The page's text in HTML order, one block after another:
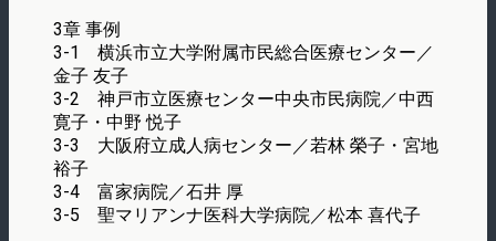
3章 事例
3-1 横浜市立大学附属市民総合医療センター／
金子 友子
3-2 神戸市立医療センター中央市民病院／中西
寛子・中野 悦子
3-3 大阪府立成人病センター／若林 榮子・宮地
裕子
3-4 富家病院／石井 厚
3-5 聖マリアンナ医科大学病院／松本 喜代子